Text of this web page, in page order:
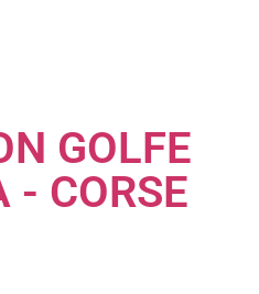
GOLFE
- CORSE